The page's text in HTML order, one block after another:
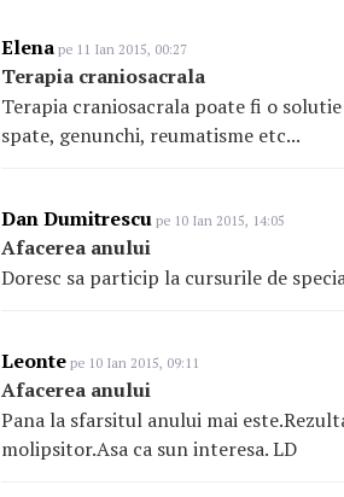
Elena pe 11 Ian 2015, 00:27
Terapia craniosacrala
Terapia craniosacrala poate fi o
spate, genunchi, reumatisme etc...
Dan Dumitrescu pe 10 Ian 2015, 14:05
Afacerea anului
Doresc sa particip la cursurile de
Leonte pe 10 Ian 2015, 09:11
Afacerea anului
Pana la sfarsitul anului mai
molipsitor.Asa ca sun interesa. LD